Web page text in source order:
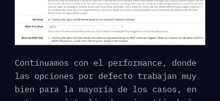
Continuamos con el performance, donde
las opciones por defecto trabajan muy
bien para la mayoría de los casos, en